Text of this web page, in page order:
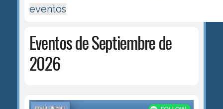
eventos
Eventos de Septiembre de
2026